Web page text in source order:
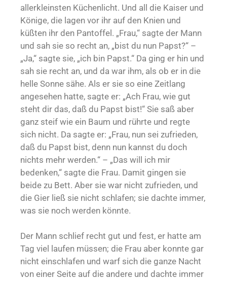
allerkleinsten Küchenlicht. Und all die Kaiser und
Könige, die lagen vor ihr auf den Knien und
küßten ihr den Pantoffel. „Frau,“ sagte der Mann
und sah sie so recht an, „bist du nun Papst?“ –
„Ja,“ sagte sie, „ich bin Papst.“ Da ging er hin und
sah sie recht an, und da war ihm, als ob er in die
helle Sonne sähe. Als er sie so eine Zeitlang
angesehen hatte, sagte er: „Ach Frau, wie gut
steht dir das, daß du Papst bist!“ Sie saß aber
ganz steif wie ein Baum und rührte und regte
sich nicht. Da sagte er: „Frau, nun sei zufrieden,
daß du Papst bist, denn nun kannst du doch
nichts mehr werden.“ – „Das will ich mir
bedenken,“ sagte die Frau. Damit gingen sie
beide zu Bett. Aber sie war nicht zufrieden, und
die Gier ließ sie nicht schlafen; sie dachte immer,
was sie noch werden könnte.
Der Mann schlief recht gut und fest, er hatte am
Tag viel laufen müssen; die Frau aber konnte gar
nicht einschlafen und warf sich die ganze Nacht
von einer Seite auf die andere und dachte immer